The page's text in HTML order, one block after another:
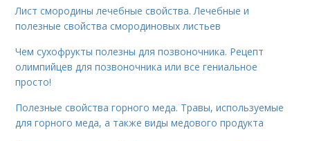
Лист смородины лечебные свойства. Лечебные и
полезные свойства смородиновых листьев
Чем сухофрукты полезны для позвоночника. Рецепт
олимпийцев для позвоночника или все гениальное
просто!
Полезные свойства горного меда. Травы, используемые
для горного меда, а также виды медового продукта